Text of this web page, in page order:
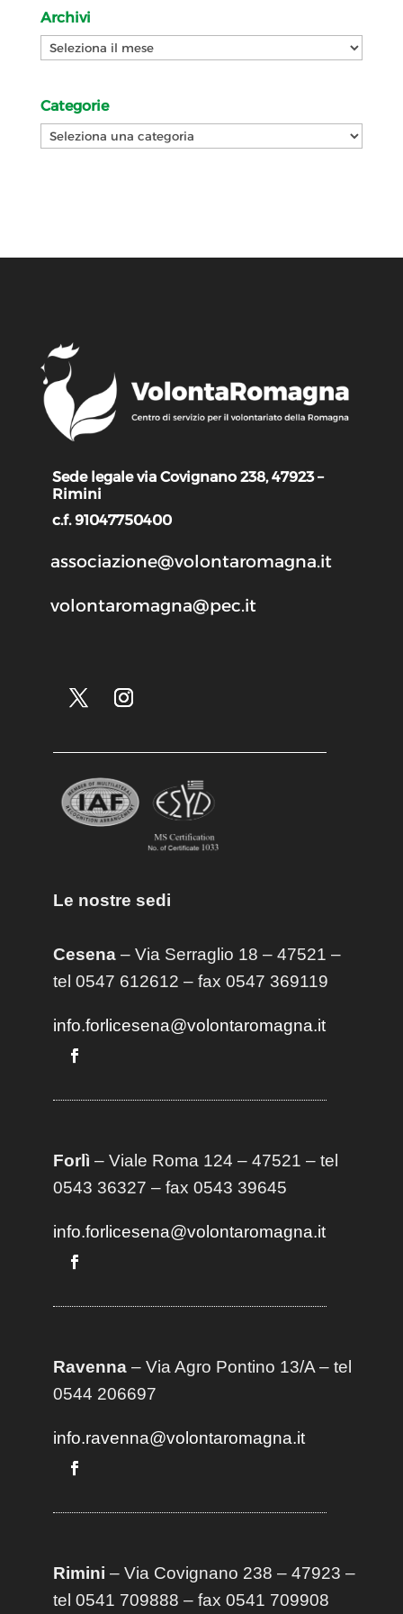
Archivi
Archivi
Categorie
Categorie
Sede legale via Covignano 238, 47923 –
Rimini
c.f. 91047750400
associazione@volontaromagna.it
volontaromagna@pec.it
Le nostre sedi
Cesena– Via Serraglio 18 – 47521 –
tel 0547 612612 – fax 0547 369119
info.forlicesena@volontaromagna.it
Forlì – Viale Roma 124 – 47521 – tel
0543 36327 – fax 0543 39645
info.forlicesena@volontaromagna.it
Ravenna– Via Agro Pontino 13/A– tel
0544 206697
info.ravenna@volontaromagna.it
Rimini – Via Covignano 238 – 47923 –
tel 0541 709888 – fax 0541 709908